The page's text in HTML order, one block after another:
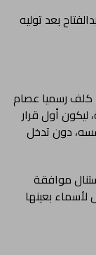
بعد توليه
كلف رسميا عصام
ليكون أول قرار
دون تدخل
موافقة
بعينها